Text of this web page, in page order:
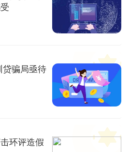
贷骗局亟待
环评造假